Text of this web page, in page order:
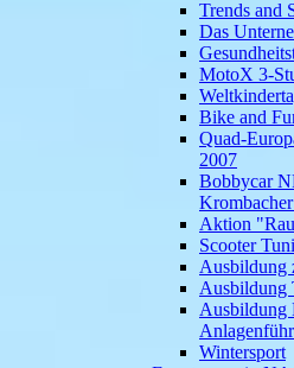
Trends and
Das
MotoX 3-
Bike and
Quad-
2007
Bobbycar
Aktion
Scooter
Ausbildung
Ausbildung
Ausbildung
Wintersport